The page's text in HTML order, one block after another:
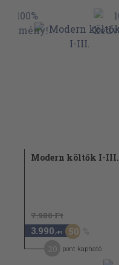
Modern költők I-III.
7.980 Ft
3.990 ,-Ft 50
pont kapható